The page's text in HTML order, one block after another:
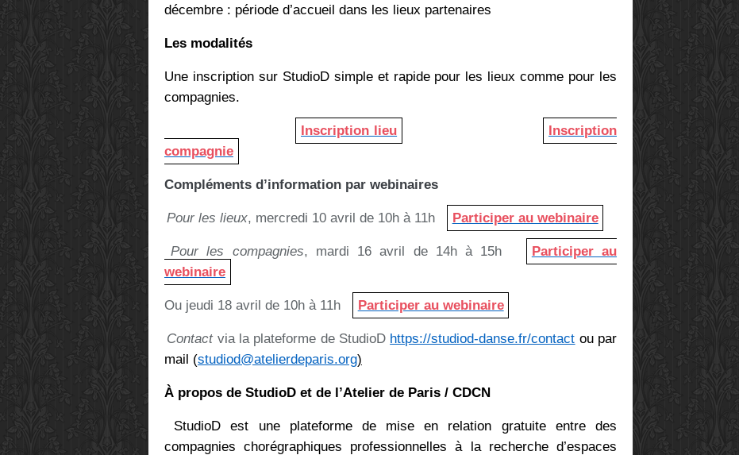
décembre : période d’accueil dans les lieux partenaires
Les modalités
Une inscription sur StudioD simple et rapide pour les lieux comme pour les
compagnies.
Inscription lieu
Inscription
compagnie
Compléments d’information par webinaires
Pour les lieux, mercredi 10 avril de 10h à 11h Participer au webinaire
Pour les compagnies, mardi 16 avril de 14h à 15h
Participer au
webinaire
Ou jeudi 18 avril de 10h à 11h Participer au webinaire
Contact via la plateforme de StudioD https://studiod-danse.fr/contact ou par
mail (studiod@atelierdeparis.org)
À propos de StudioD et de l’Atelier de Paris / CDCN
StudioDest une plateforme de mise en relation gratuite entre des
compagnies chorégraphiques professionnelles à la recherche d’espaces